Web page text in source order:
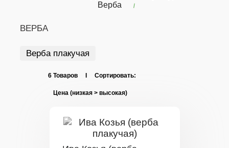
Верба
ВЕРБА
Верба плакучая
6 Товаров I Сортировать: